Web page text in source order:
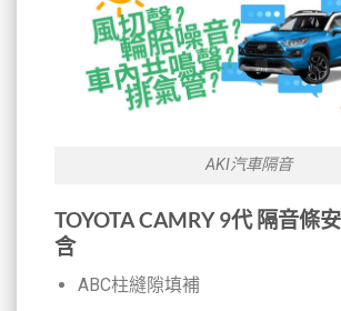
AKI汽車隔音
TOYOTA CAMRY 9代 隔音條
含
ABC柱縫隙填補